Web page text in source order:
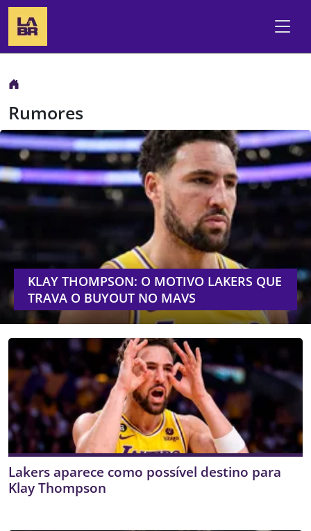
Rumores
KLAY THOMPSON: O MOTIVO LAKERS QUE
TRAVA O BUYOUT NO MAVS
Lakers aparece como possível destino para
Klay Thompson